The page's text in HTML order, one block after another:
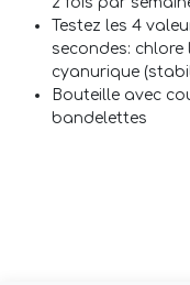
Testez les 4
secondes:
cyanurique
Bouteille avec
bandelettes